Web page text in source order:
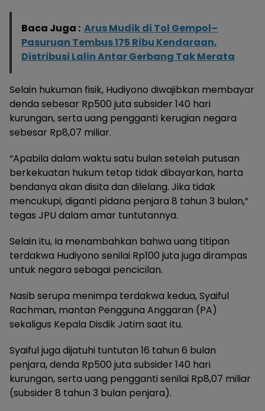
Baca Juga : Arus Mudik di Tol Gempol–
Pasuruan Tembus 175 Ribu Kendaraan,
Distribusi Lalin Antar Gerbang Tak Merata
Selain hukuman fisik, Hudiyono diwajibkan membayar
denda sebesar Rp500 juta subsider 140 hari
kurungan, serta uang pengganti kerugian negara
sebesar Rp8,07 miliar.
“Apabila dalam waktu satu bulan setelah putusan
berkekuatan hukum tetap tidak dibayarkan, harta
bendanya akan disita dan dilelang. Jika tidak
mencukupi, diganti pidana penjara 8 tahun 3 bulan,”
tegas JPU dalam amar tuntutannya.
Selain itu, Ia menambahkan bahwa uang titipan
terdakwa Hudiyono senilai Rp100 juta juga dirampas
untuk negara sebagai pencicilan.
Nasib serupa menimpa terdakwa kedua, Syaiful
Rachman, mantan Pengguna Anggaran (PA)
sekaligus Kepala Disdik Jatim saat itu.
Syaiful juga dijatuhi tuntutan 16 tahun 6 bulan
penjara, denda Rp500 juta subsider 140 hari
kurungan, serta uang pengganti senilai Rp8,07 miliar
(subsider 8 tahun 3 bulan penjara).